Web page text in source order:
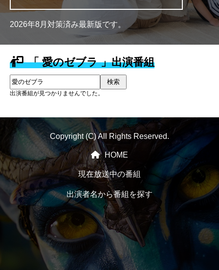
2026年8月対策済み最新版です。
「 愛のゼブラ 」出演番組
検索
出演番組が見つかりませんでした。
Copyright (C) All Rights Reserved.
HOME
現在放送中の番組
出演者名から番組を探す